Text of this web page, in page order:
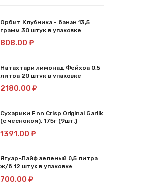
Орбит Клубника - банан 13,5
грамм 30 штук в упаковке
808.00 ₽
Натахтари лимонад Фейхоа 0,5
литра 20 штук в упаковке
2180.00 ₽
Сухарики Finn Crisp Original Garlik
(с чесноком), 175г (9шт.)
1391.00 ₽
Ягуар-Лайф зеленый 0,5 литра
ж/б 12 штук в упаковке
700.00 ₽